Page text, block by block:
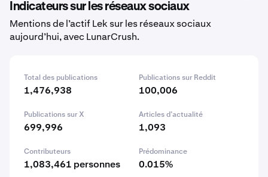
Indicateurs sur les réseaux sociaux
Mentions de l’actif Lek sur les réseaux sociaux
aujourd’hui, avec LunarCrush.
Total des publications
1,476,938
Publications sur Reddit
100,006
Publications sur X
699,996
Articles d’actualité
1,093
Contributeurs
1,083,461 personnes
Prédominance
0.015%